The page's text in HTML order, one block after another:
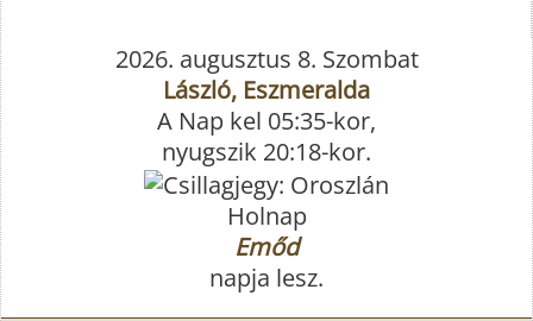
2026. augusztus 8. Szombat
László, Eszmeralda
A Nap kel 05:35-kor,
nyugszik 20:18-kor.
Holnap
Emőd
napja lesz.